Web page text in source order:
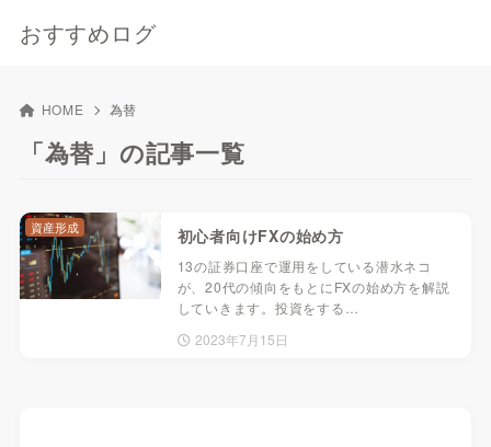
おすすめログ
HOME 為替
「為替」の記事一覧
初心者向けFXの始め方
13の証券口座で運用をしている潜水ネコ
が、20代の傾向をもとにFXの始め方を解説
していきます。投資をする…
2023年7月15日
資産形成